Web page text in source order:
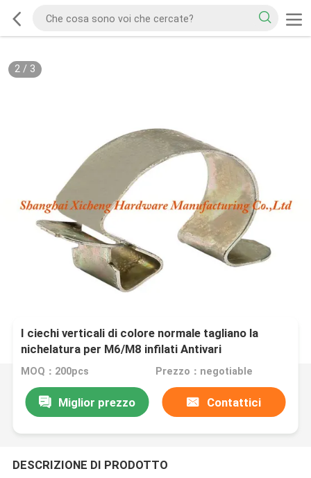
2/ 3
I ciechi verticali di colore normale tagliano la
nichelatura per M6/M8 infilati Antivari
MOQ：200pcs Prezzo：negotiable
Miglior prezzo Contattici
DESCRIZIONE DI PRODOTTO